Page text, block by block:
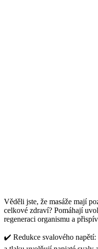
Věděli jste, že masáže mají
celkové zdraví? Pomáhají
regeneraci organismu a
✔️ Redukce svalového